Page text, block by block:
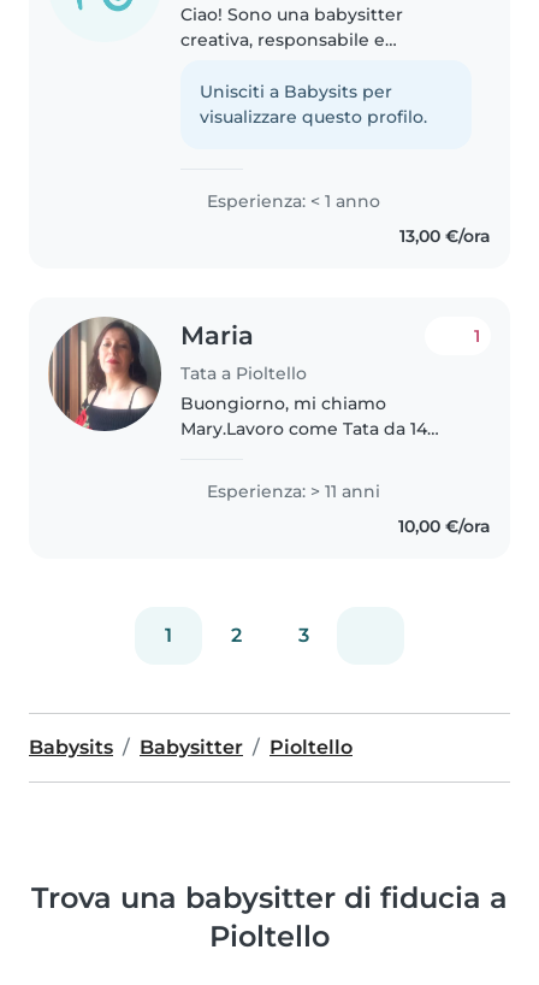
Ciao! Sono una babysitter
creativa, responsabile e
prendersi cura dei tuoi bambini
della scuola primaria e
Unisciti a Babysits per
visualizzare questo profilo.
Esperienza: < 1 anno
13,00 €/ora
Maria
Tata a Pioltello
1
Buongiorno, mi chiamo
Mary.Lavoro come Tata da 14
6 mesi fino a tre anni, svolgendo
il mio lavoro con scrupolosità , di
seguito, ho trovato una famiglia..
Esperienza: > 11 anni
10,00 €/ora
1 2 3
Babysits Babysitter Pioltello
Trova una babysitter di fiducia a
Pioltello